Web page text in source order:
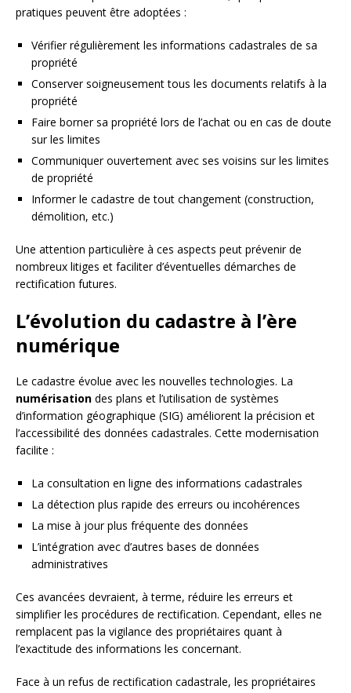
pratiques peuvent être adoptées :
Vérifier régulièrement les informations cadastrales de sa
propriété
Conserver soigneusement tous les documents relatifs à la
propriété
Faire borner sa propriété lors de l’achat ou en cas de doute
sur les limites
Communiquer ouvertement avec ses voisins sur les limites
de propriété
Informer le cadastre de tout changement (construction,
démolition, etc.)
Une attention particulière à ces aspects peut prévenir de
nombreux litiges et faciliter d’éventuelles démarches de
rectification futures.
L’évolution du cadastre à l’ère
numérique
Le cadastre évolue avec les nouvelles technologies. La
numérisation des plans et l’utilisation de systèmes
d’information géographique (SIG) améliorent la précision et
l’accessibilité des données cadastrales. Cette modernisation
facilite :
La consultation en ligne des informations cadastrales
La détection plus rapide des erreurs ou incohérences
La mise à jour plus fréquente des données
L’intégration avec d’autres bases de données
administratives
Ces avancées devraient, à terme, réduire les erreurs et
simplifier les procédures de rectification. Cependant, elles ne
remplacent pas la vigilance des propriétaires quant à
l’exactitude des informations les concernant.
Face à un refus de rectification cadastrale, les propriétaires